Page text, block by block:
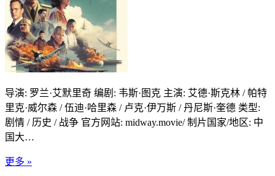
导演: 罗兰·艾默里奇 编剧: 韦斯·图克 主演: 艾德·斯克林 / 帕特
里克·威尔森 / 伍迪·哈里森 / 卢克·伊万斯 / 丹尼斯·奎德 类型:
剧情 / 历史 / 战争 官方网站: midway.movie/ 制片国家/地区: 中
国大…
更多 »